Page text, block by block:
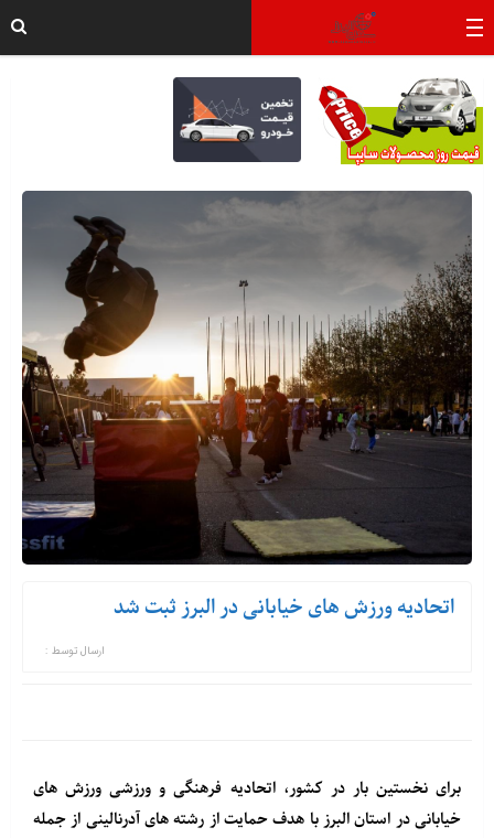
اتحادیه ورزش های خیابانی در البرز ثبت شد
ارسال توسط :
برای نخستین بار در کشور، اتحادیه فرهنگی و ورزشی ورزش های
خیابانی در استان البرز با هدف حمایت از رشته های آدرنالینی از جمله